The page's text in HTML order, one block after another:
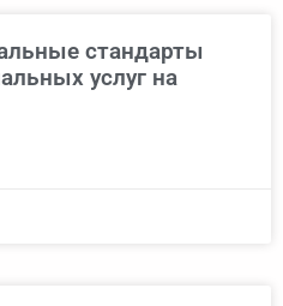
стандарты
услуг на